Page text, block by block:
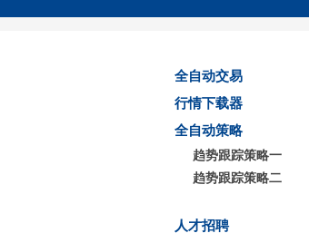
全自动交易
行情下载器
全自动策略
趋势跟踪策略一
趋势跟踪策略二
人才招聘